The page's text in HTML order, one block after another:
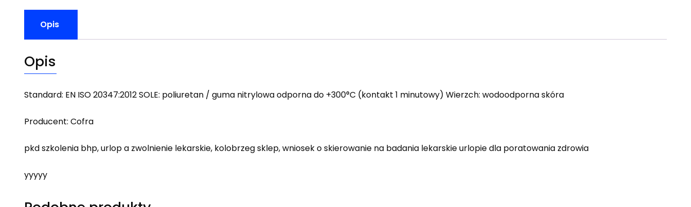
Opis
Opis
Standard: EN ISO 20347:2012 SOLE: poliuretan / guma nitrylowa odporna do +300°C (kontakt 1 minutowy) Wierzch: wodoodporna skóra
Producent: Cofra
pkd szkolenia bhp, urlop a zwolnienie lekarskie, kolobrzeg sklep, wniosek o skierowanie na badania lekarskie urlopie dla poratowania zdrowia
yyyyy